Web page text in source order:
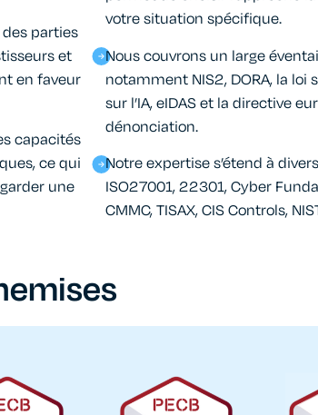
parties
et
en faveur
capacités
ce qui
une
votre situation spécifique.
Nous couvrons un large
notamment NIS2, DORA, la loi
sur l’IA, eIDAS et la directive
dénonciation.
Notre expertise s’étend à
ISO27001, 22301, Cyber
CMMC, TISAX, CIS Controls,